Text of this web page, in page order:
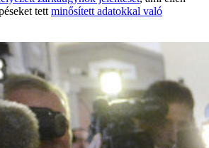
tett minősített adatokkal való